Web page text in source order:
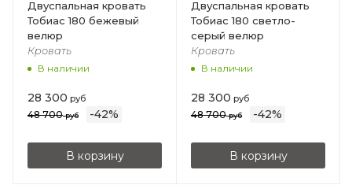
Двуспальная кровать
Тобиас 180 бежевый
велюр
Кровать
В наличии
28 300 руб
48 700руб -42%
В корзину
Двуспальная кровать
Тобиас 180 светло-
серый велюр
Кровать
В наличии
28 300 руб
48 700руб -42%
В корзину